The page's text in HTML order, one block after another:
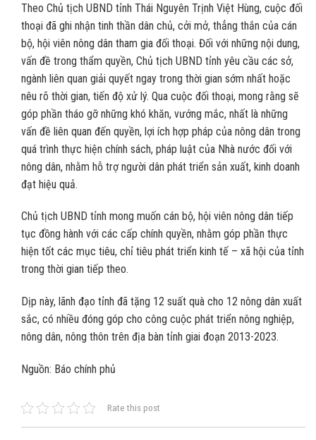
Theo Chủ tịch UBND tỉnh Thái Nguyên Trịnh Việt Hùng, cuộc đối
thoại đã ghi nhận tinh thần dân chủ, cởi mở, thẳng thắn của cán
bộ, hội viên nông dân tham gia đối thoại. Đối với những nội dung,
vấn đề trong thẩm quyền, Chủ tịch UBND tỉnh yêu cầu các sở,
ngành liên quan giải quyết ngay trong thời gian sớm nhất hoặc
nêu rõ thời gian, tiến độ xử lý. Qua cuộc đối thoại, mong rằng sẽ
góp phần tháo gỡ những khó khăn, vướng mắc, nhất là những
vấn đề liên quan đến quyền, lợi ích hợp pháp của nông dân trong
quá trình thực hiện chính sách, pháp luật của Nhà nước đối với
nông dân, nhằm hỗ trợ người dân phát triển sản xuất, kinh doanh
đạt hiệu quả.
Chủ tịch UBND tỉnh mong muốn cán bộ, hội viên nông dân tiếp
tục đồng hành với các cấp chính quyền, nhằm góp phần thực
hiện tốt các mục tiêu, chỉ tiêu phát triển kinh tế – xã hội của tỉnh
trong thời gian tiếp theo.
Dịp này, lãnh đạo tỉnh đã tặng 12 suất quà cho 12 nông dân xuất
sắc, có nhiều đóng góp cho công cuộc phát triển nông nghiệp,
nông dân, nông thôn trên địa bàn tỉnh giai đoạn 2013-2023.
Nguồn: Báo chính phủ
Rate this post